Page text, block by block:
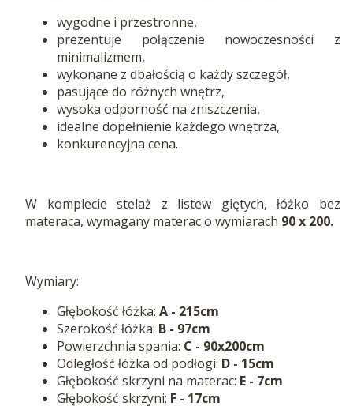
wygodne i przestronne,
prezentuje połączenie nowoczesności z
minimalizmem,
wykonane z dbałością o każdy szczegół,
pasujące do różnych wnętrz,
wysoka odporność na zniszczenia,
idealne dopełnienie każdego wnętrza,
konkurencyjna cena.
W komplecie stelaż z listew giętych, łóżko bez
materaca, wymagany materac o wymiarach 90 x 200.
Wymiary:
Głębokość łóżka: A - 215cm
Szerokość łóżka: B - 97cm
Powierzchnia spania: C - 90x200cm
Odległość łóżka od podłogi: D - 15cm
Głębokość skrzyni na materac: E - 7cm
Głębokość skrzyni: F - 17cm